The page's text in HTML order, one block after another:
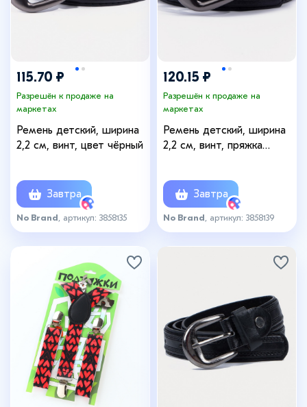
115.70 ₽
Разрешён к продаже на
маркетах
Ремень детский, ширина
2,2 см, винт, цвет чёрный
Завтра
No Brand , артикул: 3858135
120.15 ₽
Разрешён к продаже на
маркетах
Ремень детский, ширина
2,2 см, винт, пряжка
Завтра
No Brand , артикул: 3858139